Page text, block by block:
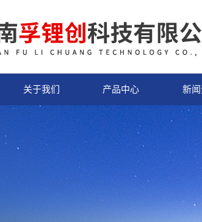
关于我们 产品中心 新